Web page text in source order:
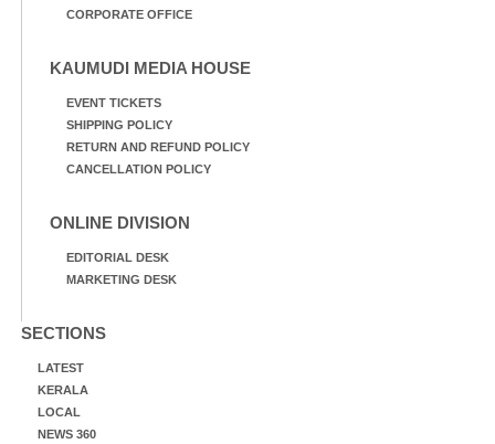
CORPORATE OFFICE
KAUMUDI MEDIA HOUSE
EVENT TICKETS
SHIPPING POLICY
RETURN AND REFUND POLICY
CANCELLATION POLICY
ONLINE DIVISION
EDITORIAL DESK
MARKETING DESK
SECTIONS
LATEST
KERALA
LOCAL
NEWS 360